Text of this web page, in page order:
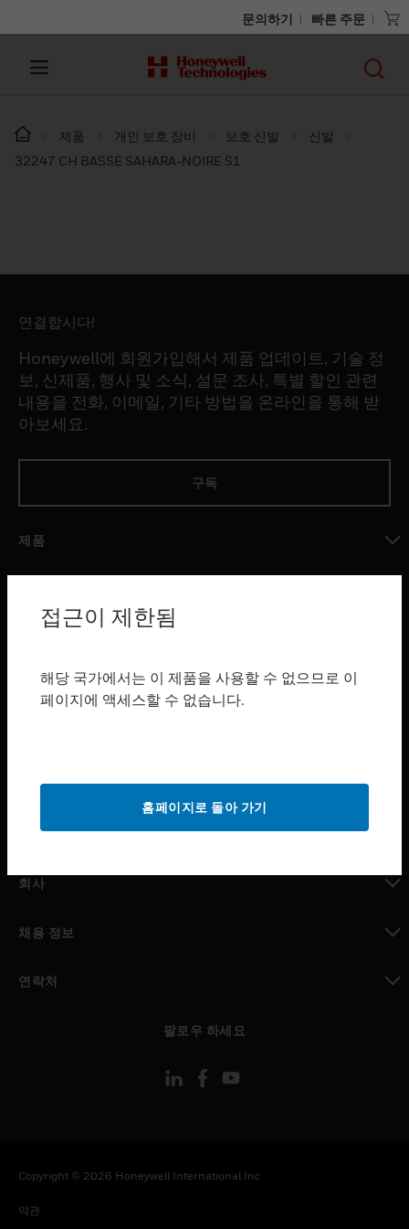
문의하기 빠른 주문
제품 개인 보호 장비 보호 신발
신발
32247 CH BASSE SAHARA-NOIRE S1
연결합시다!
Honeywell에 회원가입해서 제품 업데이트, 기술 정
보, 신제품, 행사 및 소식, 설문 조사, 특별 할인 관련
내용을 전화, 이메일, 기타 방법을 온라인을 통해 받
아보세요.
구독
제품
toggle view
toggle view
toggle view
산업 분야
구매처
MYAUTOMATION サポート
회사
채용 정보
연락처
팔로우 하세요
Copyright © 2026 Honeywell International Inc
약관
접근이 제한됨
해당 국가에서는 이 제품을 사용할 수 없으므로 이
페이지에 액세스할 수 없습니다.
홈페이지로 돌아 가기